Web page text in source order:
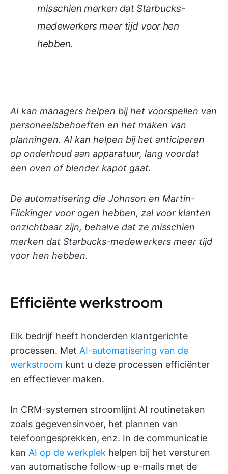
misschien merken dat Starbucks-
medewerkers meer tijd voor hen
hebben.
AI kan managers helpen bij het voorspellen van
personeelsbehoeften en het maken van
planningen. AI kan helpen bij het anticiperen
op onderhoud aan apparatuur, lang voordat
een oven of blender kapot gaat.
De automatisering die Johnson en Martin-
Flickinger voor ogen hebben, zal voor klanten
onzichtbaar zijn, behalve dat ze misschien
merken dat Starbucks-medewerkers meer tijd
voor hen hebben.
Efficiënte werkstroom
Elk bedrijf heeft honderden klantgerichte
processen. Met AI-automatisering van de
werkstroom kunt u deze processen efficiënter
en effectiever maken.
In CRM-systemen stroomlijnt AI routinetaken
zoals gegevensinvoer, het plannen van
telefoongesprekken, enz. In de communicatie
kan AI op de werkplek helpen bij het versturen
van automatische follow-up e-mails met de